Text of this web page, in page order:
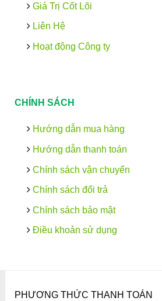
Giá Trị Cốt Lõi
Liên Hệ
Hoạt động Công ty
CHÍNH SÁCH
Hướng dẫn mua hàng
Hướng dẫn thanh toán
Chính sách vận chuyển
Chính sách đổi trả
Chính sách bảo mật
Điều khoản sử dụng
PHƯƠNG THỨC THANH TOÁN